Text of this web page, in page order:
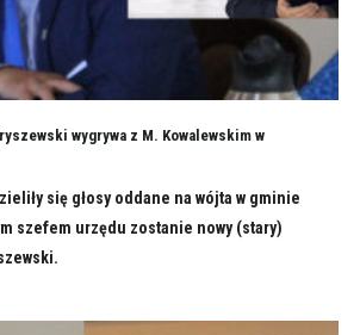
wygrywa z M. Kowalewskim w
się głosy oddane na wójta w gminie
szefem urzędu zostanie nowy (stary)